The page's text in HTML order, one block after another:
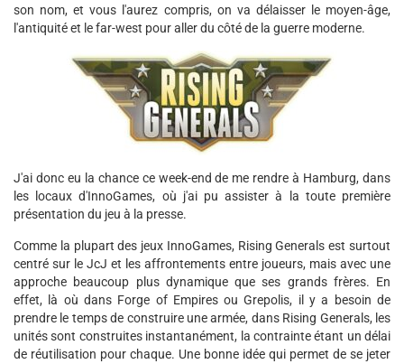
son nom, et vous l'aurez compris, on va délaisser le moyen-âge,
l'antiquité et le far-west pour aller du côté de la guerre moderne.
J'ai donc eu la chance ce week-end de me rendre à Hamburg, dans
les locaux d'InnoGames, où j'ai pu assister à la toute première
présentation du jeu à la presse.
Comme la plupart des jeux InnoGames, Rising Generals est surtout
centré sur le JcJ et les affrontements entre joueurs, mais avec une
approche beaucoup plus dynamique que ses grands frères. En
effet, là où dans Forge of Empires ou Grepolis, il y a besoin de
prendre le temps de construire une armée, dans Rising Generals, les
unités sont construites instantanément, la contrainte étant un délai
de réutilisation pour chaque. Une bonne idée qui permet de se jeter